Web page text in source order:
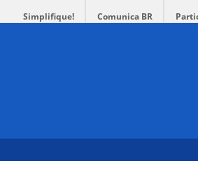
Simplifique! Comunica BR